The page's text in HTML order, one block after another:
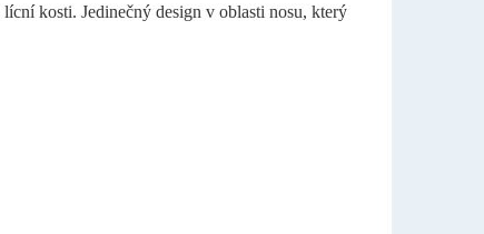
kosti. Jedinečný design v oblasti nosu, který